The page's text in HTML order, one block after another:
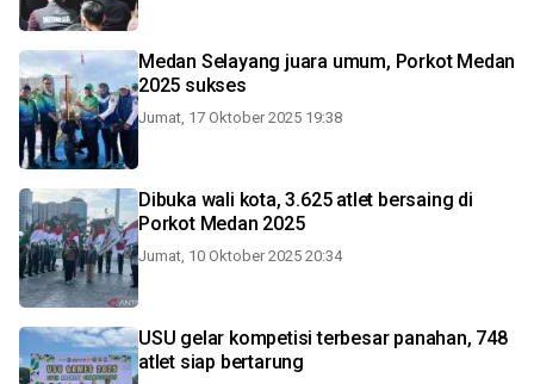
Medan Selayang juara umum, Porkot Medan
2025 sukses
Jumat, 17 Oktober 2025 19:38
Dibuka wali kota, 3.625 atlet bersaing di
Porkot Medan 2025
Jumat, 10 Oktober 2025 20:34
USU gelar kompetisi terbesar panahan, 748
atlet siap bertarung